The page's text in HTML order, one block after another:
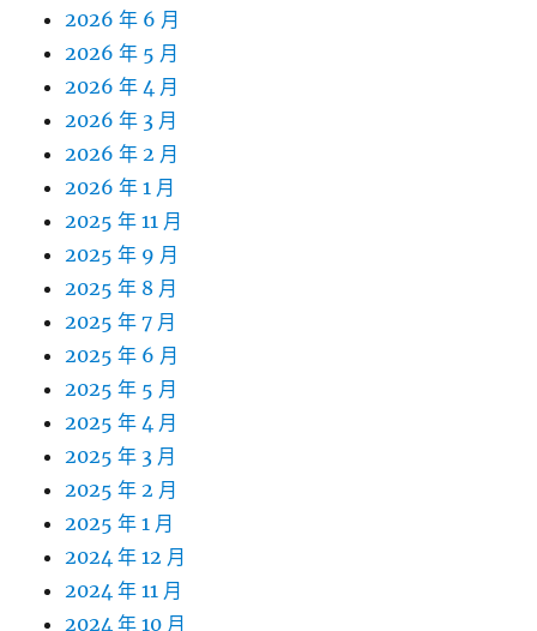
2026 年 6 月
2026 年 5 月
2026 年 4 月
2026 年 3 月
2026 年 2 月
2026 年 1 月
2025 年 11 月
2025 年 9 月
2025 年 8 月
2025 年 7 月
2025 年 6 月
2025 年 5 月
2025 年 4 月
2025 年 3 月
2025 年 2 月
2025 年 1 月
2024 年 12 月
2024 年 11 月
2024 年 10 月